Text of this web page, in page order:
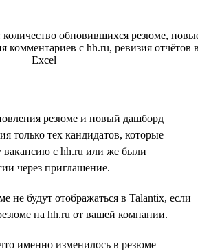
резюме и новый дашборд
только тех кандидатов, которые
вакансию с hh.ru или же были
через приглашение.
не будут отображаться в Talantix, если
на hh.ru от вашей компании.
именно изменилось в резюме